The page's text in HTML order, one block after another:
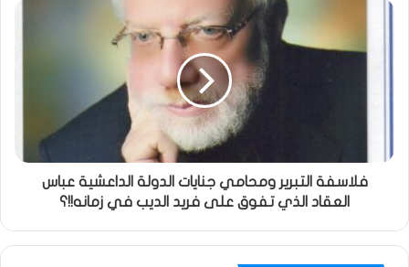
فلاسفة التبرير ومحامي جنايات الدولة الداعشية عباس
العقاد الذي تفوق على فريد الديب في زمانه!!؟